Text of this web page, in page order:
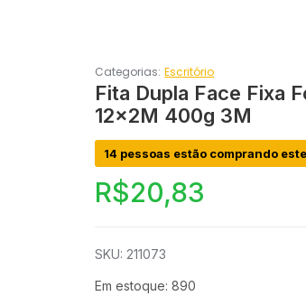
Categorias: Escritório
Fita Dupla Face Fixa
12x2M 400g 3M
14 pessoas estão comprando
R$20,83
SKU: 211073
Em estoque: 890